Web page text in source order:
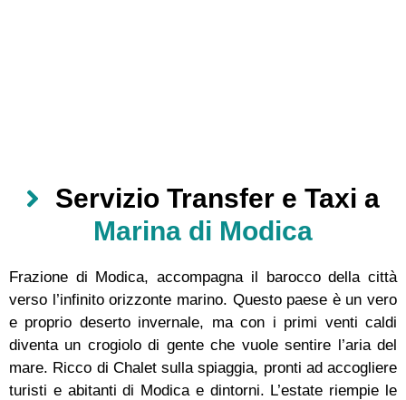
Servizio Transfer e Taxi a
Marina di Modica
Frazione di Modica, accompagna il barocco della città
verso l’infinito orizzonte marino. Questo paese è un vero
e proprio deserto invernale, ma con i primi venti caldi
diventa un crogiolo di gente che vuole sentire l’aria del
mare. Ricco di Chalet sulla spiaggia, pronti ad accogliere
turisti e abitanti di Modica e dintorni. L’estate riempie le